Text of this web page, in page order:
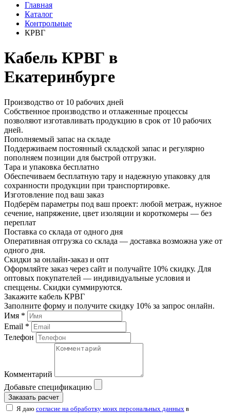
Главная
Каталог
Контрольные
КРВГ
Кабель КРВГ в
Екатеринбурге
Производство от 10 рабочих дней
Собственное производство и отлаженные процессы
позволяют изготавливать продукцию в срок от 10 рабочих
дней.
Пополняемый запас на складе
Поддерживаем постоянный складской запас и регулярно
пополняем позиции для быстрой отгрузки.
Тара и упаковка бесплатно
Обеспечиваем бесплатную тару и надежную упаковку для
сохранности продукции при транспортировке.
Изготовление под ваш заказ
Подберём параметры под ваш проект: любой метраж, нужное
сечение, напряжение, цвет изоляции и короткомеры — без
переплат
Поставка со склада от одного дня
Оперативная отгрузка со склада — доставка возможна уже от
одного дня.
Скидки за онлайн-заказ и опт
Оформляйте заказ через сайт и получайте 10% скидку. Для
оптовых покупателей — индивидуальные условия и
спеццены. Скидки суммируются.
Закажите кабель КРВГ
Заполните форму и получите скидку 10% за запрос онлайн.
Имя *
Email *
Телефон
Комментарий
Добавьте спецификацию
Заказать расчет
Я даю согласие на обработку моих персональных данных в